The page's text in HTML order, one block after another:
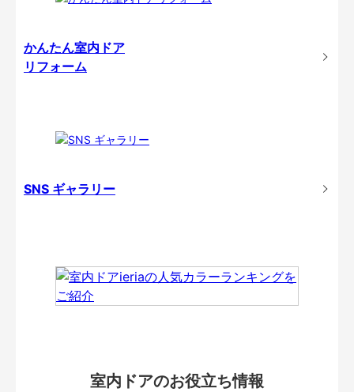
かんたん室内ドア
リフォーム
SNS ギャラリー
室内ドアのお役立ち情報